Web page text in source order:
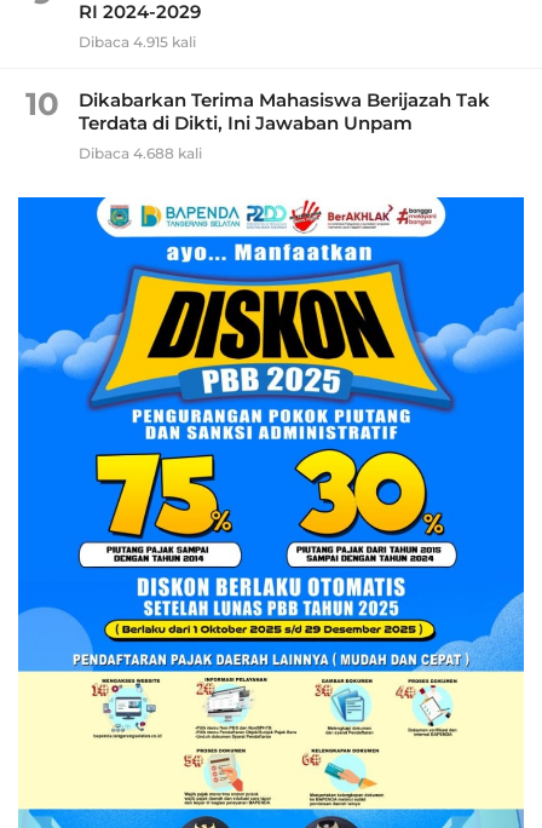
RI 2024-2029
Dibaca 4.915 kali
10
Dikabarkan Terima Mahasiswa Berijazah Tak
Terdata di Dikti, Ini Jawaban Unpam
Dibaca 4.688 kali